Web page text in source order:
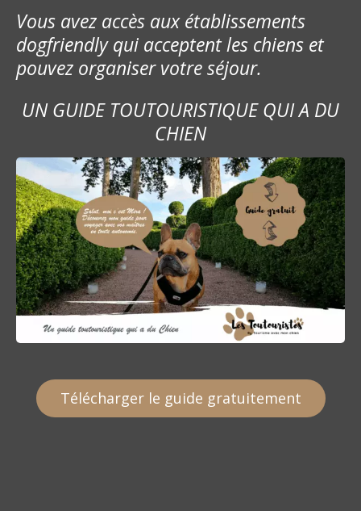
Vous avez accès aux établissements
dogfriendly qui acceptent les chiens et
pouvez organiser votre séjour.
UN GUIDE TOUTOURISTIQUE QUI A DU
CHIEN
Télécharger le guide gratuitement